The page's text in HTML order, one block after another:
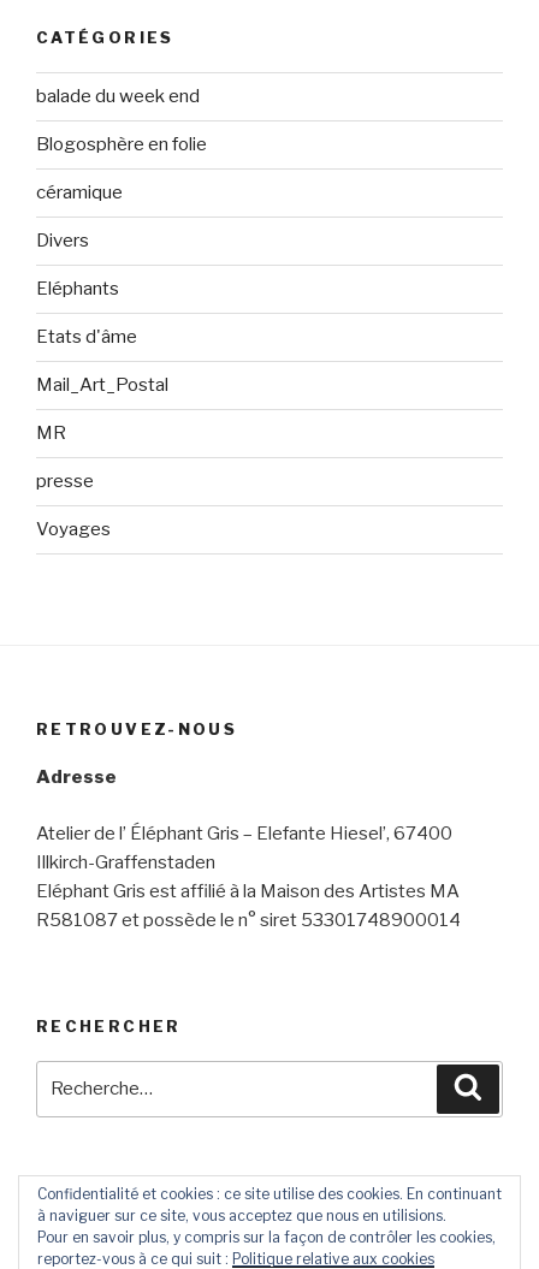
CATÉGORIES
balade du week end
Blogosphère en folie
céramique
Divers
Eléphants
Etats d'âme
Mail_Art_Postal
MR
presse
Voyages
RETROUVEZ-NOUS
Adresse
Atelier de l’ Éléphant Gris – Elefante Hiesel’, 67400
Illkirch-Graffenstaden
Eléphant Gris est affilié à la Maison des Artistes MA
R581087 et possède le n° siret 53301748900014
RECHERCHER
ContactLivre
D’Or
Confidentialité et cookies : ce site utilise des cookies. En continuant
à naviguer sur ce site, vous acceptez que nous en utilisions.
Pour en savoir plus, y compris sur la façon de contrôler les cookies,
reportez-vous à ce qui suit : Politique relative aux cookies